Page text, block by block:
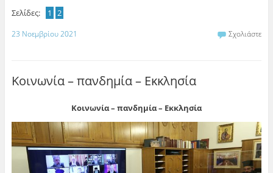
Σελίδες:
1 2
23 Νοεμβρίου 2021 Σχολιάστε
Κοινωνία – πανδημία – Εκκλησία
Κοινωνία – πανδημία – Εκκλησία